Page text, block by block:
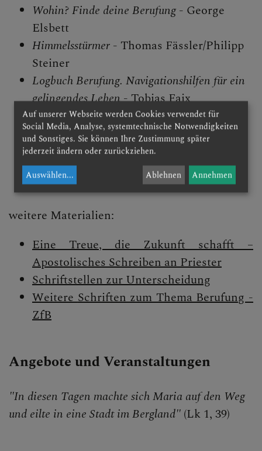
Wohin? Finde deine Berufung- George
Elsbett
Himmelsstürmer - Thomas Fässler/Philipp
Steiner
Logbuch Berufung. Navigationshilfen für ein
gelingendes Leben- Tobias Faix
How to discern God’s Will for your life-
Bishop Robert Barron
Geistlich kämpfen lernen. Benediktinische
Lebenskunst für den Alltag– Rupert Fidelis
weitere Materialien:
Eine Treue, die Zukunft schafft –
Apostolisches Schreibenan Priester
Schriftstellen zur Unterscheidung
WeitereSchriften zum Thema Berufung -
ZfB
Angebote und Veranstaltungen
"In diesen Tagen machte sich Maria auf den Weg
und eilte in eine Stadt im Bergland" (Lk 1, 39)
Auf unserer Webseite werden Cookies verwendet für
Social Media, Analyse, systemtechnische Notwendigkeiten
und Sonstiges. Sie können Ihre Zustimmung später
jederzeit ändern oder zurückziehen.
Auswählen... Ablehnen Annehmen